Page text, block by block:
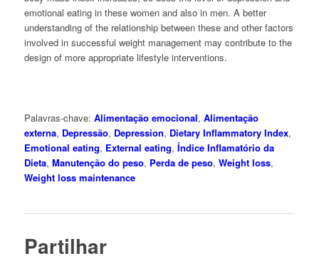
emotional eating in these women and also in men. A better
understanding of the relationship between these and other factors
involved in successful weight management may contribute to the
design of more appropriate lifestyle interventions.
Palavras-chave: Alimentação emocional, Alimentação
externa, Depressão, Depression, Dietary Inflammatory Index,
Emotional eating, External eating, Índice Inflamatório da
Dieta, Manutenção do peso, Perda de peso, Weight loss,
Weight loss maintenance
Partilhar